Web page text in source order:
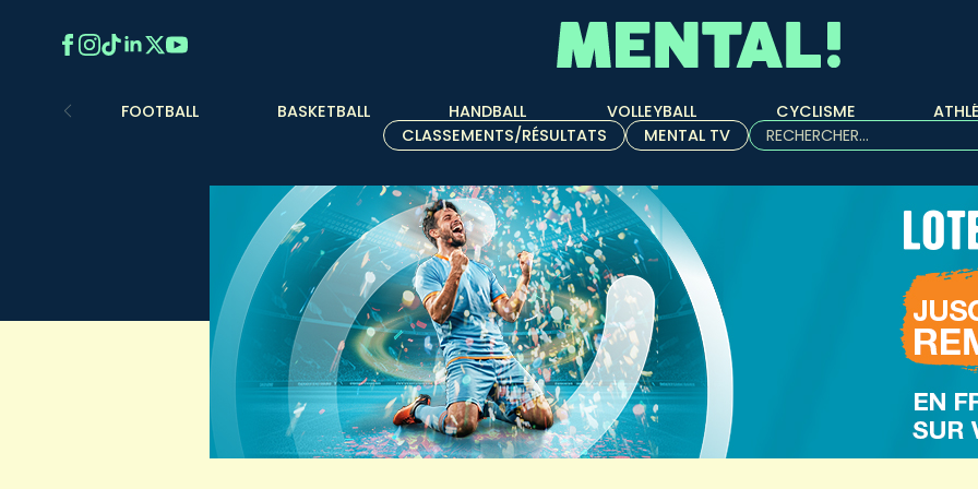
FOOTBALL BASKETBALL HANDBALL VOLLEYBALL CYCLISME
CLASSEMENTS/RÉSULTATS
MENTAL TV
Rechercher :